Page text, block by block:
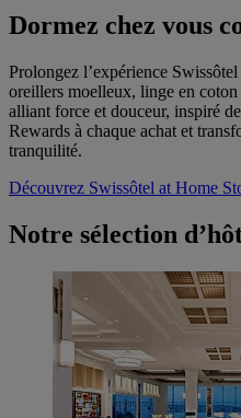
Dormez chez vous
Prolongez l’expérience
oreillers moelleux, linge en
alliant force et douceur, inspiré
Rewards à chaque achat et
tranquilité.
Découvrez Swissôtel at Home
Notre sélection